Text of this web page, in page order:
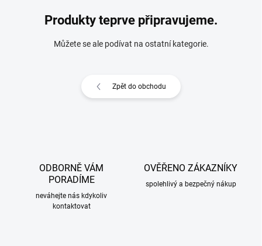
Produkty teprve připravujeme.
Můžete se ale podívat na ostatní kategorie.
Zpět do obchodu
ODBORNĚ VÁM
PORADÍME
neváhejte nás kdykoliv
kontaktovat
OVĚŘENO ZÁKAZNÍKY
spolehlivý a bezpečný nákup